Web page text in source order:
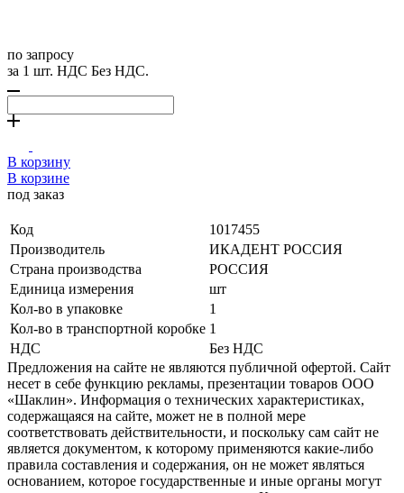
по запросу
за 1 шт. НДС Без НДС.
В корзину
В корзине
под заказ
Код
1017455
Производитель
ИКАДЕНТ РОССИЯ
Страна производства
РОССИЯ
Единица измерения
шт
Кол-во в упаковке
1
Кол-во в транспортной коробке 1
НДС
Без НДС
Предложения на сайте не являются публичной офертой. Сайт
несет в себе функцию рекламы, презентации товаров ООО
«Шаклин». Информация о технических характеристиках,
содержащаяся на сайте, может не в полной мере
соответствовать действительности, и поскольку сам сайт не
является документом, к которому применяются какие-либо
правила составления и содержания, он не может являться
основанием, которое государственные и иные органы могут